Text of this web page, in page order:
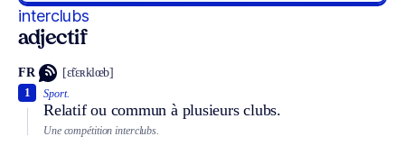
interclubs
adjectif
FR [ɛ̃tɛʀklœb]
Sport.
Relatif ou commun à plusieurs clubs.
1
Une compétition interclubs.